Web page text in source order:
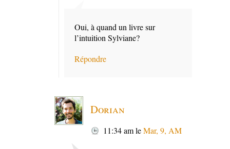
Oui, à quand un livre sur
l’intuition Sylviane?
Répondre
Dorian
11:34 amleMar, 9, AM